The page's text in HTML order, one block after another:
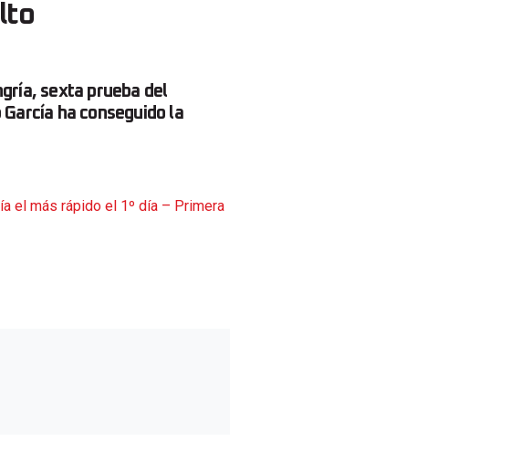
sexta prueba del
ha conseguido la
el más rápido el 1º día – Primera